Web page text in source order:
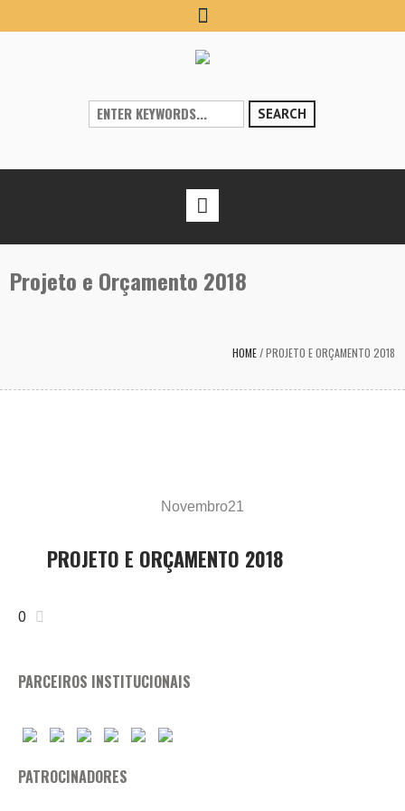
SEARCH
Projeto e Orçamento 2018
HOME/PROJETO E ORÇAMENTO 2018
Novembro21
PROJETO E ORÇAMENTO 2018
0
PARCEIROS INSTITUCIONAIS
PATROCINADORES